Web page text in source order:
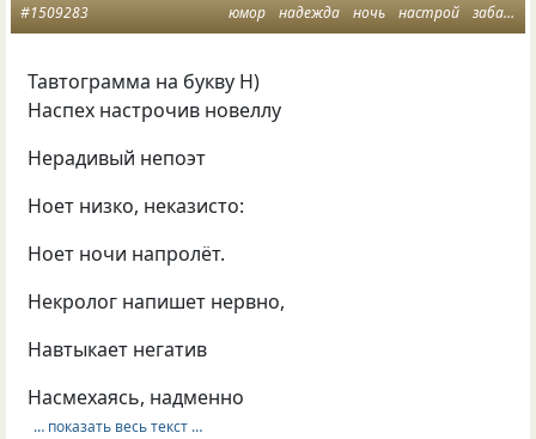
юмор надежда ночь настрой забава
#1509283
Тавтограмма на букву Н)
Наспех настрочив новеллу
Нерадивый непоэт
Ноет низко, неказисто:
Ноет ночи напролёт.
Некролог напишет нервно,
Навтыкает негатив
Насмехаясь, надменно
… показать весь текст …